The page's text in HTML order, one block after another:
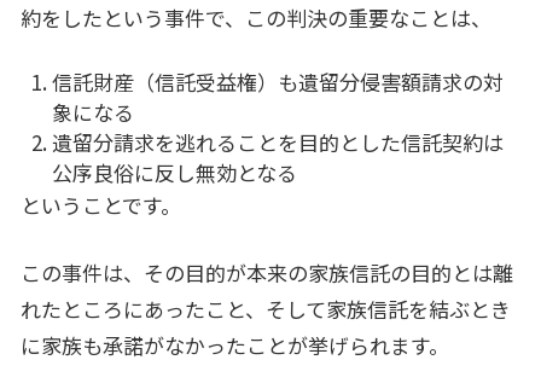
約をしたという事件で、この判決の重要なことは、
信託財産（信託受益権）も遺留分侵害額請求の対
象になる
遺留分請求を逃れることを目的とした信託契約は
公序良俗に反し無効となる
ということです。
この事件は、その目的が本来の家族信託の目的とは離
れたところにあったこと、そして家族信託を結ぶとき
に家族も承諾がなかったことが挙げられます。